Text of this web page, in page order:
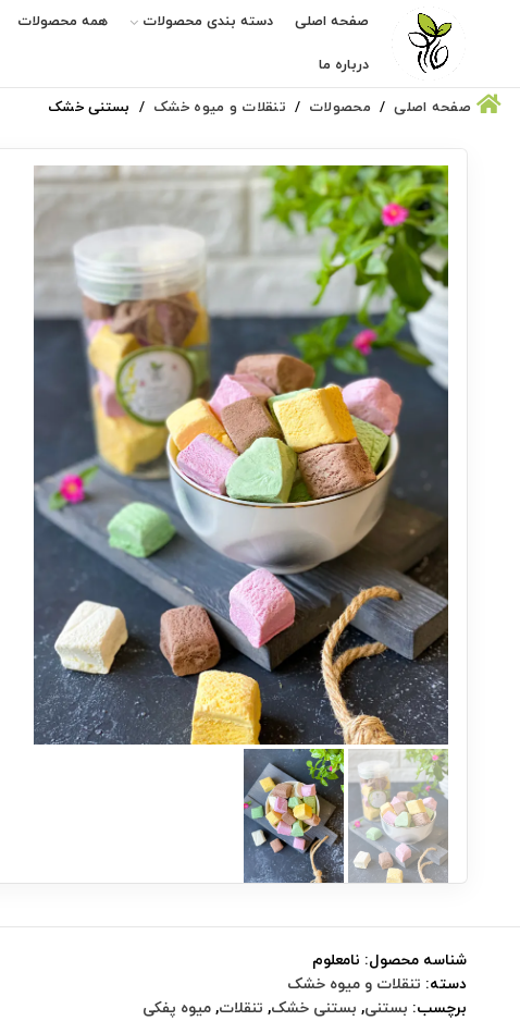
صفحه اصلی دسته بندی محصولات همه محصولات
درباره ما
صفحه اصلی محصولات تنقلات و میوه خشک بستنی خشک
شناسه محصول: نامعلوم
دسته: تنقلات و میوه خشک
برچسب: بستنی, بستنی خشک, تنقلات, میوه پفکی